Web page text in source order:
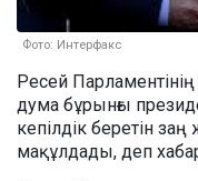
Фото: Интерфакс
Ресей
дума бұрынғы
кепілдік беретін
мақұлдады, деп